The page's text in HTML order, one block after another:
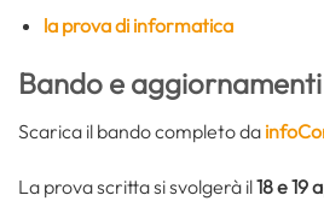
la prova di informatica
Bando e
Scarica il bando completo da
La prova scritta si svolgerà il18 e 19